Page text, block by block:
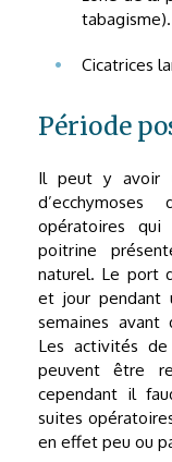
tabagisme).
Cicatrices
Période
Il peut y avoir
opératoires qui
poitrine
naturel. Le port
et jour pendant
semaines
Les activités
peuvent être
cependant il
suites
en effet peu ou